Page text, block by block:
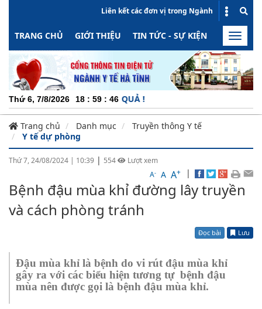
Liên kết các đơn vị trong Ngành
TRANG CHỦ GIỚI THIỆU TIN TỨC - SỰ KIỆN HOẠT
Toggle
Thứ 6, 7/8/2026 18 : 59 : 46
- MINH BẠCH - HIỆU QUẢ !
Trang chủ Danh mục
Truyền thông Y tế
Y tế dự phòng
Thứ 7, 24/08/2024 | 10:39 | 554
Lượt xem
A- A A+ |
Bệnh đậu mùa khỉ đường lây truyền
và cách phòng tránh
Đọc bài Lưu
Đậu mùa khỉ là bệnh do vi rút đậu mùa khỉ
gây ra với các biểu hiện tương tự bệnh đậu
mùa nên được gọi là bệnh đậu mùa khỉ.